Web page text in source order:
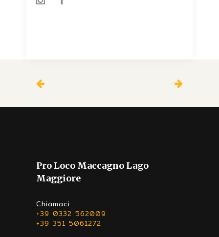
Pro Loco Maccagno Lago
Maggiore
Chiamaci
+39 0332 562009
+39 351 5061272